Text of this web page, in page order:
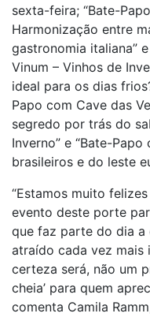
sexta-feira; “Bate-
Harmonização entre
gastronomia italiana”
Vinum – Vinhos de
ideal para os dias
Papo com Cave das
segredo por trás do
Inverno” e “Bate-
brasileiros e do leste
“Estamos muito
evento deste porte
que faz parte do dia a
atraído cada vez mais
certeza será, não um
cheia’ para quem
comenta Camila